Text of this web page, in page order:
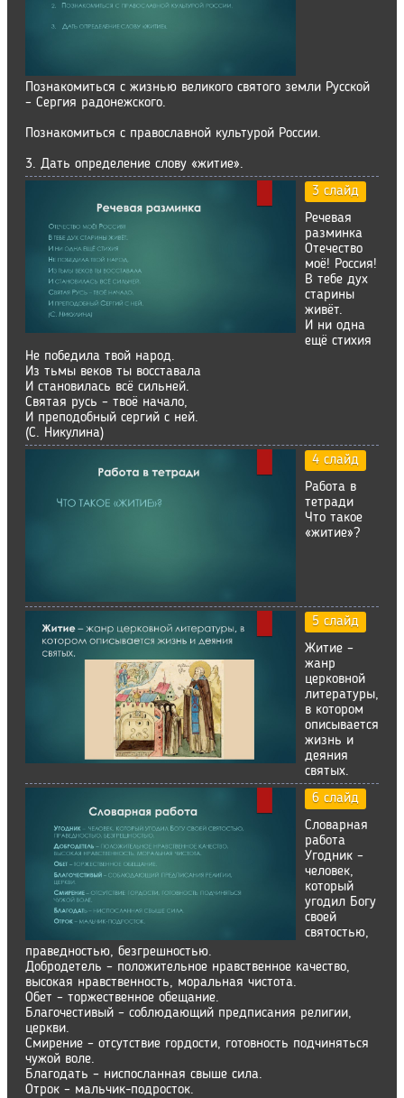
Познакомиться с жизнью великого святого земли Русской
– Сергия радонежского.
Познакомиться с православной культурой России.
3. Дать определение слову «житие».
3 слайд
Речевая
разминка
Отечество
моё! Россия!
В тебе дух
старины
живёт.
И ни одна
ещё стихия
Не победила твой народ.
Из тьмы веков ты восставала
И становилась всё сильней.
Святая русь – твоё начало,
И преподобный сергий с ней.
(С. Никулина)
4 слайд
Работа в
тетради
Что такое
«житие»?
5 слайд
Житие –
жанр
церковной
литературы,
в котором
описывается
жизнь и
деяния
святых.
6 слайд
Словарная
работа
Угодник –
человек,
который
угодил Богу
своей
святостью,
праведностью, безгрешностью.
Добродетель – положительное нравственное качество,
высокая нравственность, моральная чистота.
Обет – торжественное обещание.
Благочестивый – соблюдающий предписания религии,
церкви.
Смирение – отсутствие гордости, готовность подчиняться
чужой воле.
Благодать – ниспосланная свыше сила.
Отрок – мальчик-подросток.